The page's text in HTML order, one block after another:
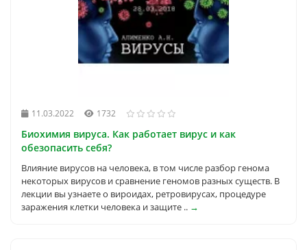
11.03.2022 1732
Биохимия вируса. Как работает вирус и как
обезопасить себя?
Влияние вирусов на человека, в том числе разбор генома
некоторых вирусов и сравнение геномов разных существ. В
лекции вы узнаете о вироидах, ретровирусах, процедуре
заражения клетки человека и защите .. →